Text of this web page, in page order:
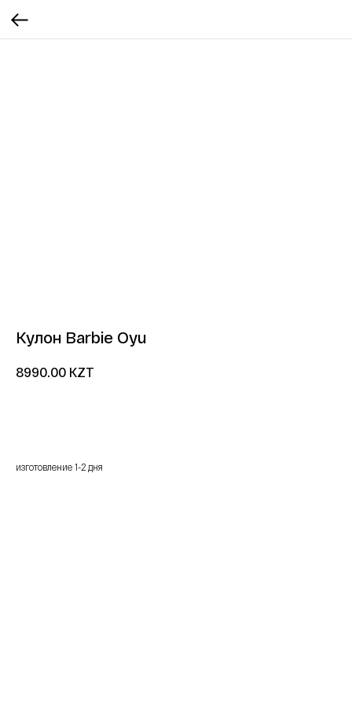
Кулон Barbie Oyu
8990.00 KZT
изготовление 1-2 дня